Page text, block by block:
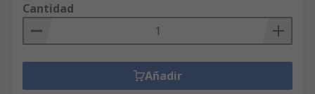
Cantidad
Añadir